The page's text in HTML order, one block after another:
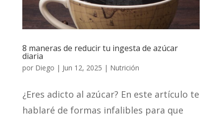
8 maneras de reducir tu ingesta de azúcar
diaria
por Diego | Jun 12, 2025 | Nutrición
¿Eres adicto al azúcar? En este artículo te
hablaré de formas infalibles para que